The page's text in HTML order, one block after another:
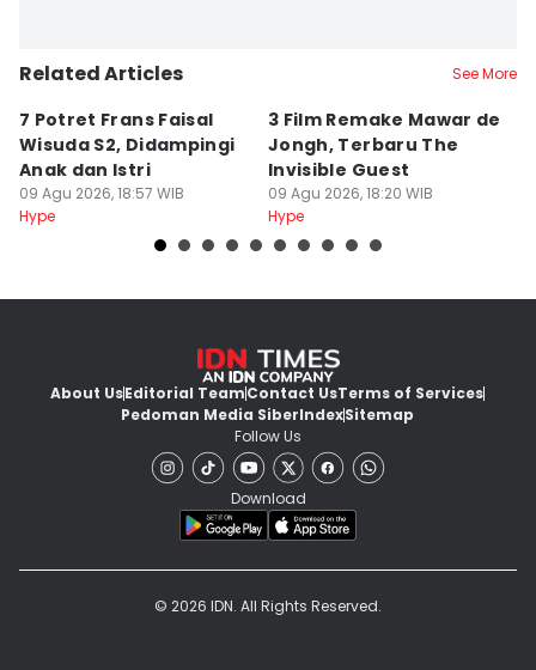
Related Articles See More
7 Potret Frans Faisal
Wisuda S2, Didampingi
Anak dan Istri
09 Agu 2026, 18:57 WIB
Hype
3 Film Remake Mawar de
Jongh, Terbaru The
Invisible Guest
09 Agu 2026, 18:20 WIB
Hype
About UsEditorial TeamContact UsTerms of Services
Pedoman Media SiberIndexSitemap
Follow Us
Download
© 2026 IDN. All Rights Reserved.